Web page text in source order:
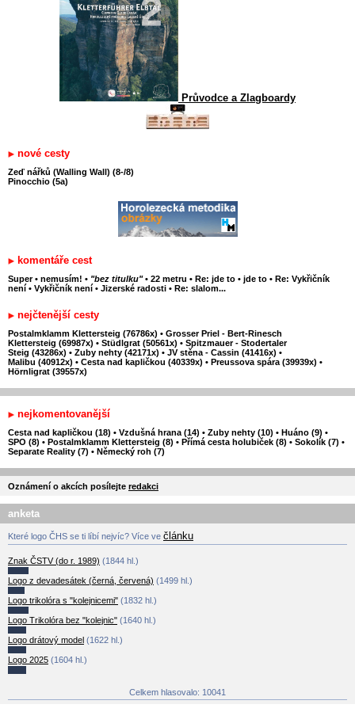
Průvodce a Zlagboardy
nové cesty
Zeď nářků (Walling Wall) (8-/8)
Pinocchio (5a)
komentáře cest
Super • nemusím! • "bez titulku" • 22 metru • Re: jde to • jde to • Re: Vykřičník
není • Vykřičník není • Jizerské radosti • Re: slalom...
nejčtenější cesty
Postalmklamm Klettersteig (76786x) • Grosser Priel - Bert-Rinesch
Klettersteig (69987x) • Stüdlgrat (50561x) • Spitzmauer - Stodertaler
Steig (43286x) • Zuby nehty (42171x) • JV stěna - Cassin (41416x) •
Malibu (40912x) • Cesta nad kapličkou (40339x) • Preussova spára (39939x) •
Hörnligrat (39557x)
nejkomentovanější
Cesta nad kapličkou (18) • Vzdušná hrana (14) • Zuby nehty (10) • Huáno (9) •
SPO (8) • Postalmklamm Klettersteig (8) • Přímá cesta holubiček (8) • Sokolík (7) •
Separate Reality (7) • Německý roh (7)
Oznámení o akcích posílejte redakci
anketa
Které logo ČHS se ti líbí nejvíc? Více ve článku
Znak ČSTV (do r. 1989) (1844 hl.)
Logo z devadesátek (černá, červená) (1499 hl.)
Logo trikolóra s "kolejnicemi" (1832 hl.)
Logo Trikolóra bez "kolejnic" (1640 hl.)
Logo drátový model (1622 hl.)
Logo 2025 (1604 hl.)
Celkem hlasovalo: 10041